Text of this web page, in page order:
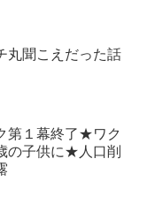
聞こえだった話
第１幕終了★ワク
の子供に★人口削